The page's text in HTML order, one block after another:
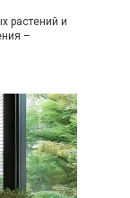
растений и
–